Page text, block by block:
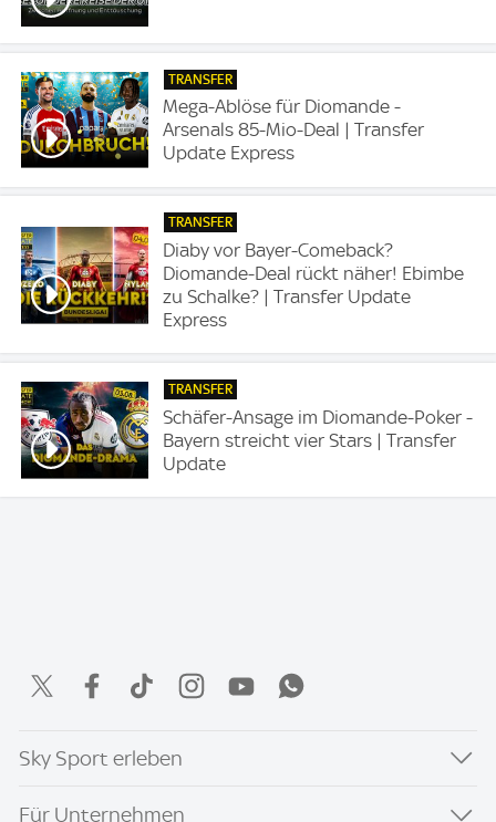
TRANSFER
Mega-Ablöse für Diomande -
Arsenals 85-Mio-Deal | Transfer
Update Express
TRANSFER
Diaby vor Bayer-Comeback?
Diomande-Deal rückt näher! Ebimbe
zu Schalke? | Transfer Update
Express
TRANSFER
Schäfer-Ansage im Diomande-Poker -
Bayern streicht vier Stars | Transfer
Update
Sky Sport erleben
Für Unternehmen